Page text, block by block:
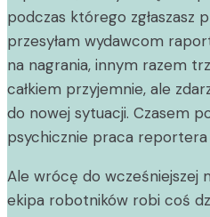
podczas którego zgłaszasz
przesyłam wydawcom
na nagrania, innym razem
całkiem przyjemnie, ale
do nowej sytuacji. Czasem
psychicznie praca
Ale wrócę do wcześniejszej
ekipa robotników robi coś